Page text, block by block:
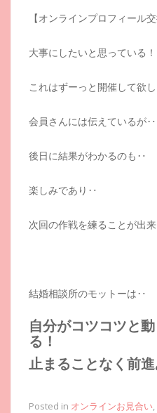
【オンラインプロフィール
大事にしたいと思っている！
これはずーっと開催して欲し
会員さんには伝えているが‥
後日に結果がわかるのも‥
楽しみであり‥
次回の作戦を練ることが出来
結婚相談所のモットーは‥
自分がコツコツと
る！
止まることなく前進
Posted in オンラインお見合い,